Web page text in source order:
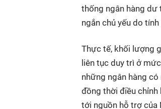
thống ngân hàng dư
ngắn chủ yếu do
Thực tế, khối lượng
liên tục duy trì ở
những ngân hàng
đồng thời điều chỉnh
tới nguồn hỗ trợ của